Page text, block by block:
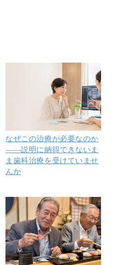
なぜこの治療が必要なのか
——説明に納得できないま
ま歯科治療を受けていませ
んか